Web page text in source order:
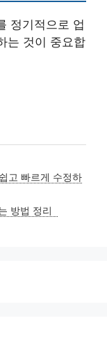
정기적으로 업
는 것이 중요합
고 빠르게 수정하
방법 정리